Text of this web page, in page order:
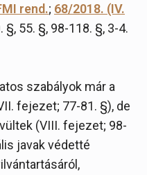
rend.; 68/2018. (IV.
§, 55. §, 98-118. §, 3-4.
szabályok már a
fejezet; 77-81. §), de
(VIII. fejezet; 98-
javak védetté